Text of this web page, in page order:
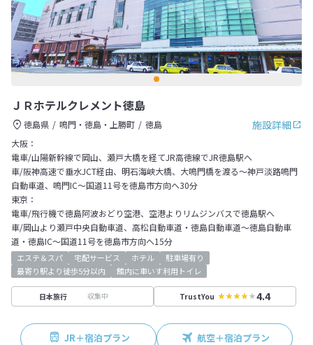
ＪＲホテルクレメント徳島
施設詳細
徳島県 鳴門・徳島・上勝町
徳島
大阪：
電車/山陽新幹線で岡山、瀬戸大橋を経てJR高徳線でJR徳島駅へ
車/阪神高速で垂水JCT経由、明石海峡大橋、大鳴門橋を渡る～神戸淡路鳴門
自動車道、鳴門IC～国道11号を徳島市方向へ30分
東京：
電車/飛行機で徳島阿波おどり空港、空港よりリムジンバスで徳島駅へ
車/岡山より瀬戸中央自動車道、高松自動車道・徳島自動車道～徳島自動車
道・徳島IC～国道11号を徳島市方向へ15分
エステ＆スパ 宅配サービス ホテル
駐車場有り
最寄り駅より徒歩5分以内
館内に車いす利用トイレ
日本旅行 収集中 TrustYou 4.4
JR＋宿泊プラン 航空＋宿泊プラン